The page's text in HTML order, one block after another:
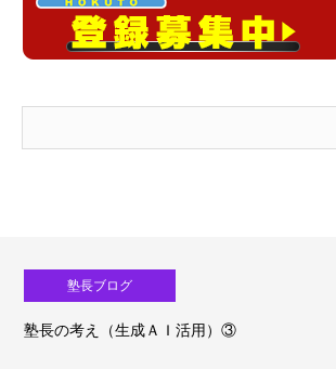
塾長ブログ
塾長の考え（生成ＡＩ活用）③